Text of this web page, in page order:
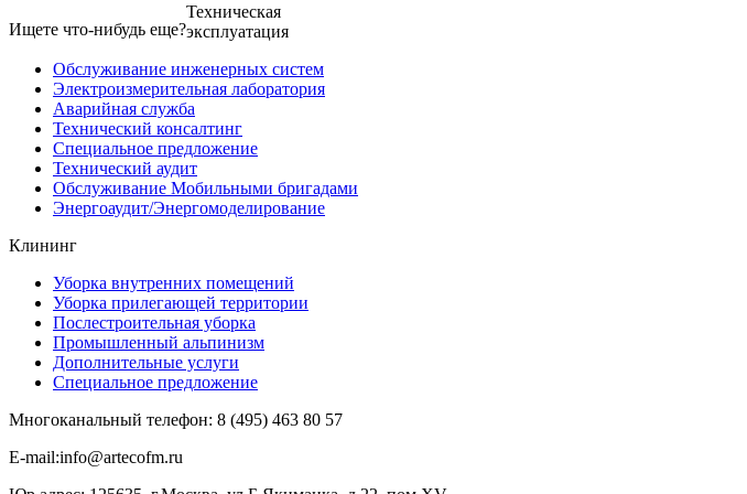
Ищете что-нибудь еще?
Техническая
эксплуатация
Обслуживание инженерных систем
Электроизмерительная лаборатория
Аварийная служба
Технический консалтинг
Специальное предложение
Технический аудит
Обслуживание Мобильными бригадами
Энергоаудит/Энергомоделирование
Клининг
Уборка внутренних помещений
Уборка прилегающей территории
Послестроительная уборка
Промышленный альпинизм
Дополнительные услуги
Специальное предложение
Многоканальный телефон: 8 (495) 463 80 57
E-​mail:info@artecofm.ru